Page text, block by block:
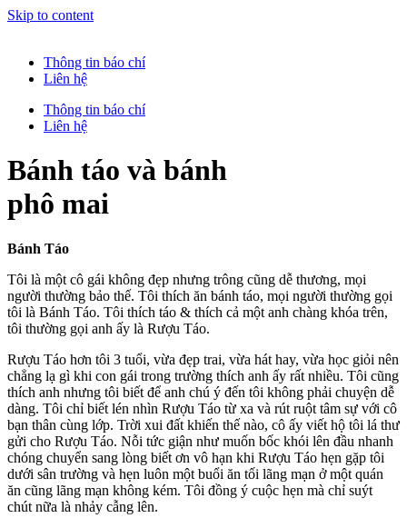
Skip to content
Thông tin báo chí
Liên hệ
Thông tin báo chí
Liên hệ
Bánh táo và bánh
phô mai
Bánh Táo
Tôi là một cô gái không đẹp nhưng trông cũng dễ thương, mọi
người thường bảo thế. Tôi thích ăn bánh táo, mọi người thường gọi
tôi là Bánh Táo. Tôi thích táo & thích cả một anh chàng khóa trên,
tôi thường gọi anh ấy là Rượu Táo.
Rượu Táo hơn tôi 3 tuổi, vừa đẹp trai, vừa hát hay, vừa học giỏi nên
chẳng lạ gì khi con gái trong trường thích anh ấy rất nhiều. Tôi cũng
thích anh nhưng tôi biết để anh chú ý đến tôi không phải chuyện dễ
dàng. Tôi chỉ biết lén nhìn Rượu Táo từ xa và rút ruột tâm sự với cô
bạn thân cùng lớp. Trời xui đất khiến thế nào, cô ấy viết hộ tôi lá thư
gửi cho Rượu Táo. Nỗi tức giận như muốn bốc khói lên đầu nhanh
chóng chuyển sang lòng biết ơn vô hạn khi Rượu Táo hẹn gặp tôi
dưới sân trường và hẹn luôn một buổi ăn tối lãng mạn ở một quán
ăn cũng lãng mạn không kém. Tôi đồng ý cuộc hẹn mà chỉ suýt
chút nữa là nhảy cẫng lên.